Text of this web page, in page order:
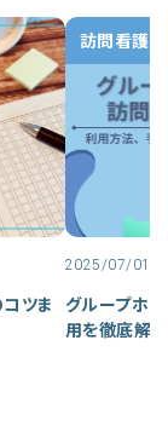
ツま
訪問看護
2025/07/01
グループホー
用を徹底解説